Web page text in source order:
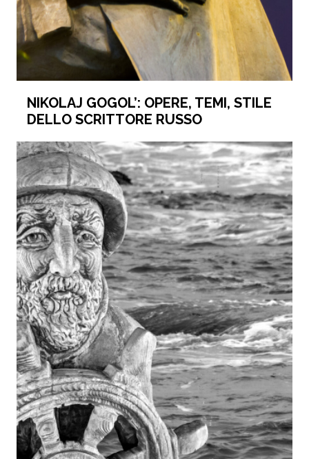
NIKOLAJ GOGOL’: OPERE, TEMI, STILE
DELLO SCRITTORE RUSSO